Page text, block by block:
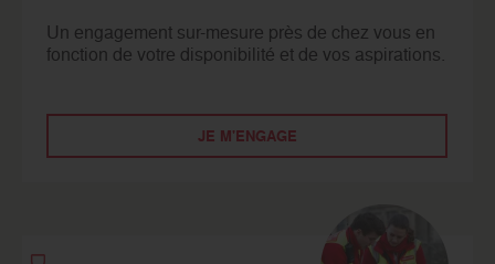
Un engagement sur-mesure près de chez vous en
fonction de votre disponibilité et de vos aspirations.
JE M'ENGAGE